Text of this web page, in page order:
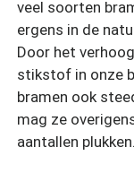
veel soorten
ergens in de
Door het
stikstof in onze
bramen ook
mag ze
aantallen plukken.